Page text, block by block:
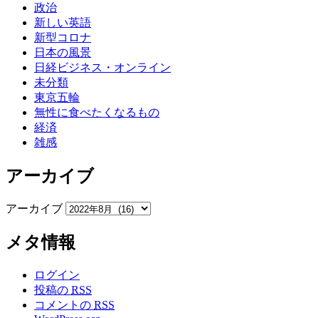
政治
新しい英語
新型コロナ
日本の風景
日経ビジネス・オンライン
未分類
東京五輪
無性に食べたくなるもの
経済
雑感
アーカイブ
アーカイブ
メタ情報
ログイン
投稿の RSS
コメントの RSS